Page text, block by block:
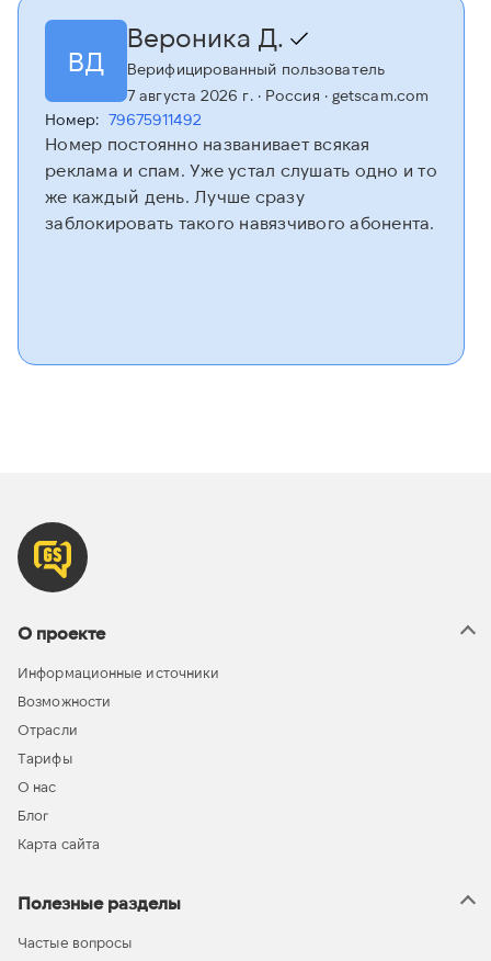
ВД
Вероника Д.
Верифицированный пользователь
7 августа 2026 г.· Россия · getscam.com
Номер: 79675911492
Номер постоянно названивает всякая
реклама и спам. Уже устал слушать одно и то
же каждый день. Лучше сразу
заблокировать такого навязчивого абонента.
О проекте
Информационные источники
Возможности
Отрасли
Тарифы
О нас
Блог
Карта сайта
Полезные разделы
Частые вопросы